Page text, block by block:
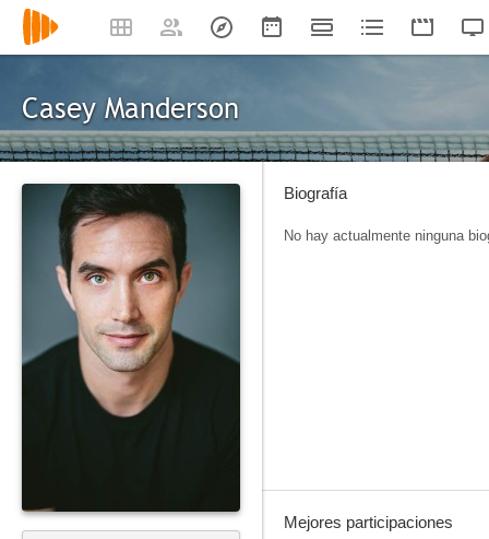
Casey Manderson
Biografía
No hay actualmente ninguna
Mejores participaciones